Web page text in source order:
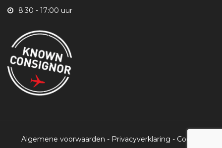
8:30 - 17:00 uur
Algemene voorwaarden - Privacyverklaring - Cookie